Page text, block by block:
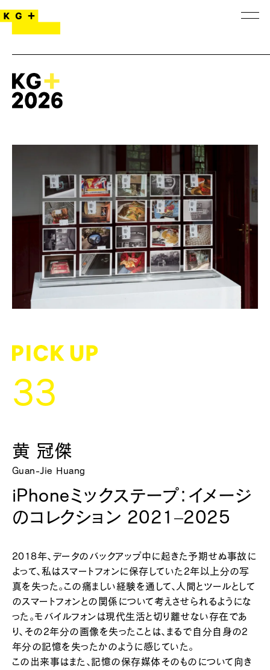
33
黄 冠傑
Guan-Jie Huang
iPhoneミックステープ：イメージ
のコレクション 2021–2025
2018年、データのバックアップ中に起きた予期せぬ事故に
よって、私はスマートフォンに保存していた2年以上分の写
真を失った。この痛ましい経験を通して、人間とツールとして
のスマートフォンとの関係について考えさせられるようにな
った。モバイルフォンは現代生活と切り離せない存在であ
り、その2年分の画像を失ったことは、まるで自分自身の2
年分の記憶を失ったかのように感じていた。
この出来事はまた、記憶の保存媒体そのものについて向き